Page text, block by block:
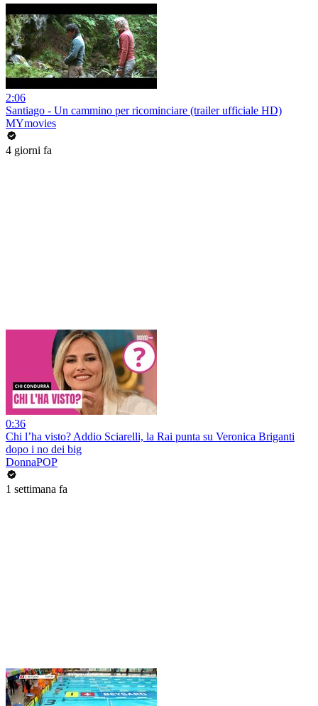
2:06
Santiago - Un cammino per ricominciare (trailer ufficiale HD)
MYmovies
4 giorni fa
0:36
Chi l’ha visto? Addio Sciarelli, la Rai punta su Veronica Briganti
dopo i no dei big
DonnaPOP
1 settimana fa